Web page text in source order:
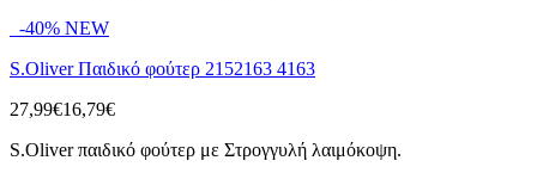
-40% NEW
S.Oliver Παιδικό φούτερ 2152163 4163
27,99€16,79€
S.Oliver παιδικό φούτερ με Στρογγυλή λαιμόκοψη.